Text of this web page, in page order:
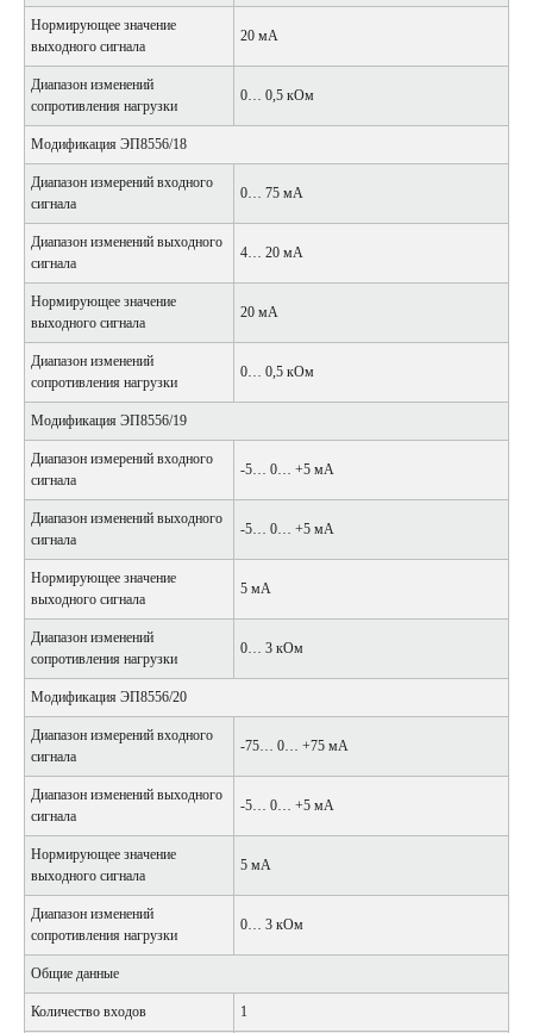
Нормирующее значение
выходного сигнала
20 мА
Диапазон изменений
сопротивления нагрузки
0… 0,5 кОм
Модификация ЭП8556/18
Диапазон измерений входного
сигнала
0… 75 мА
Диапазон изменений выходного
сигнала
4… 20 мА
Нормирующее значение
выходного сигнала
20 мА
Диапазон изменений
сопротивления нагрузки
0… 0,5 кОм
Модификация ЭП8556/19
Диапазон измерений входного
сигнала
-5… 0… +5 мА
Диапазон изменений выходного
сигнала
-5… 0… +5 мА
Нормирующее значение
выходного сигнала
5 мА
Диапазон изменений
сопротивления нагрузки
0… 3 кОм
Модификация ЭП8556/20
Диапазон измерений входного
сигнала
-75… 0… +75 мА
Диапазон изменений выходного
сигнала
-5… 0… +5 мА
Нормирующее значение
выходного сигнала
5 мА
Диапазон изменений
сопротивления нагрузки
0… 3 кОм
Общие данные
Количество входов 1